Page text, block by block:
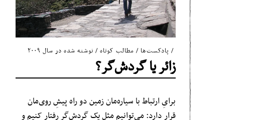
پادکست‌ها / مطالب کوتاه/ نوشته شده در سال ۲۰۰۹
زائر یا گردش‌گر؟
برایِ ارتباط با سیاره‌مان زمین دو راه پیشِ روی‌مان
قرار دارد: می‌توانیم مثلِ یک گردش‌گر رفتار کنیم و